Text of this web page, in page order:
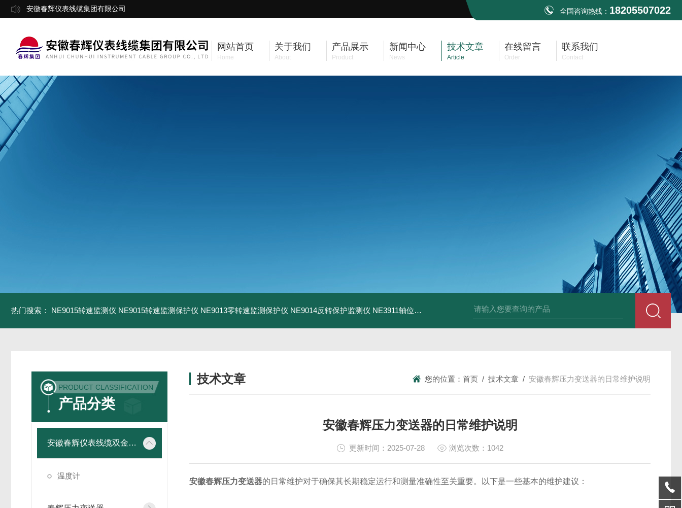
安徽春辉仪表线缆集团有限公司 全国咨询热线： 18205507022
网站首页
Home
关于我们
About
产品展示
Product
新闻中心
News
技术文章
Article
在线留言
Order
联系我们
Contact
热门搜索： NE9015转速监测仪 NE9015转速监测保护仪 NE9013零转速监测保护仪 NE9014反转保护监测仪 NE3911轴位移变送器 NE3931热膨胀变送器 NE3941E轴承振动速度变送器 NE3951E轴承
PRODUCT CLASSIFICATION
产品分类
安徽春辉仪表线缆双金属温度计
温度计
技术文章 您的位置： 首页 / 技术文章 / 安徽春辉压力变送器的日常维护说明
安徽春辉压力变送器的日常维护说明
更新时间：2025-07-28 浏览次数：1042
安徽春辉压力变送器的日常维护对于确保其长期稳定运行和测量准确性至关重要。以下是一些基本的维护建议：